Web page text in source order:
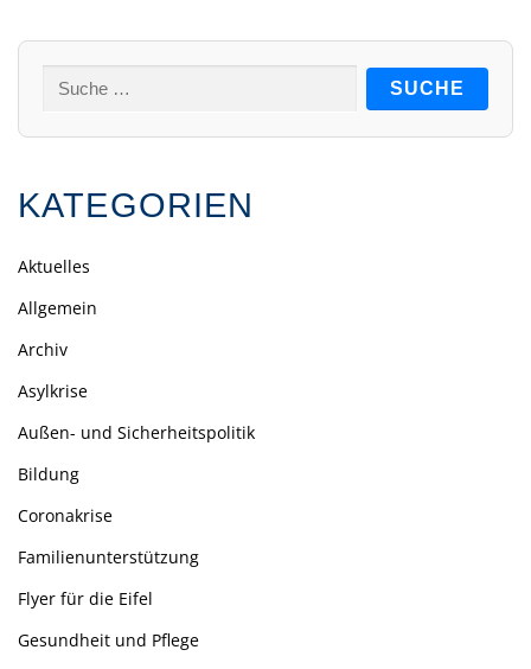
Suche
KATEGORIEN
Aktuelles
Allgemein
Archiv
Asylkrise
Außen- und Sicherheitspolitik
Bildung
Coronakrise
Familienunterstützung
Flyer für die Eifel
Gesundheit und Pflege